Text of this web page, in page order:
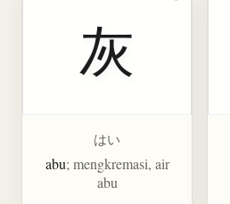
灰
はい
abu; mengkremasi, air
abu